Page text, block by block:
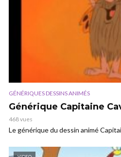
GÉNÉRIQUES DESSINS ANIMÉS
Générique Capitaine
468 vues
Le générique du dessin animé